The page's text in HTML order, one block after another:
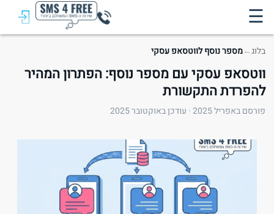
☰
בלוג←מספר נוסף לווטסאפ עסקי
ווטסאפ עסקי עם מספר נוסף: הפתרון המהיר
להפרדת התקשורת
פורסם באפריל 2025 · עודכן באוקטובר 2025